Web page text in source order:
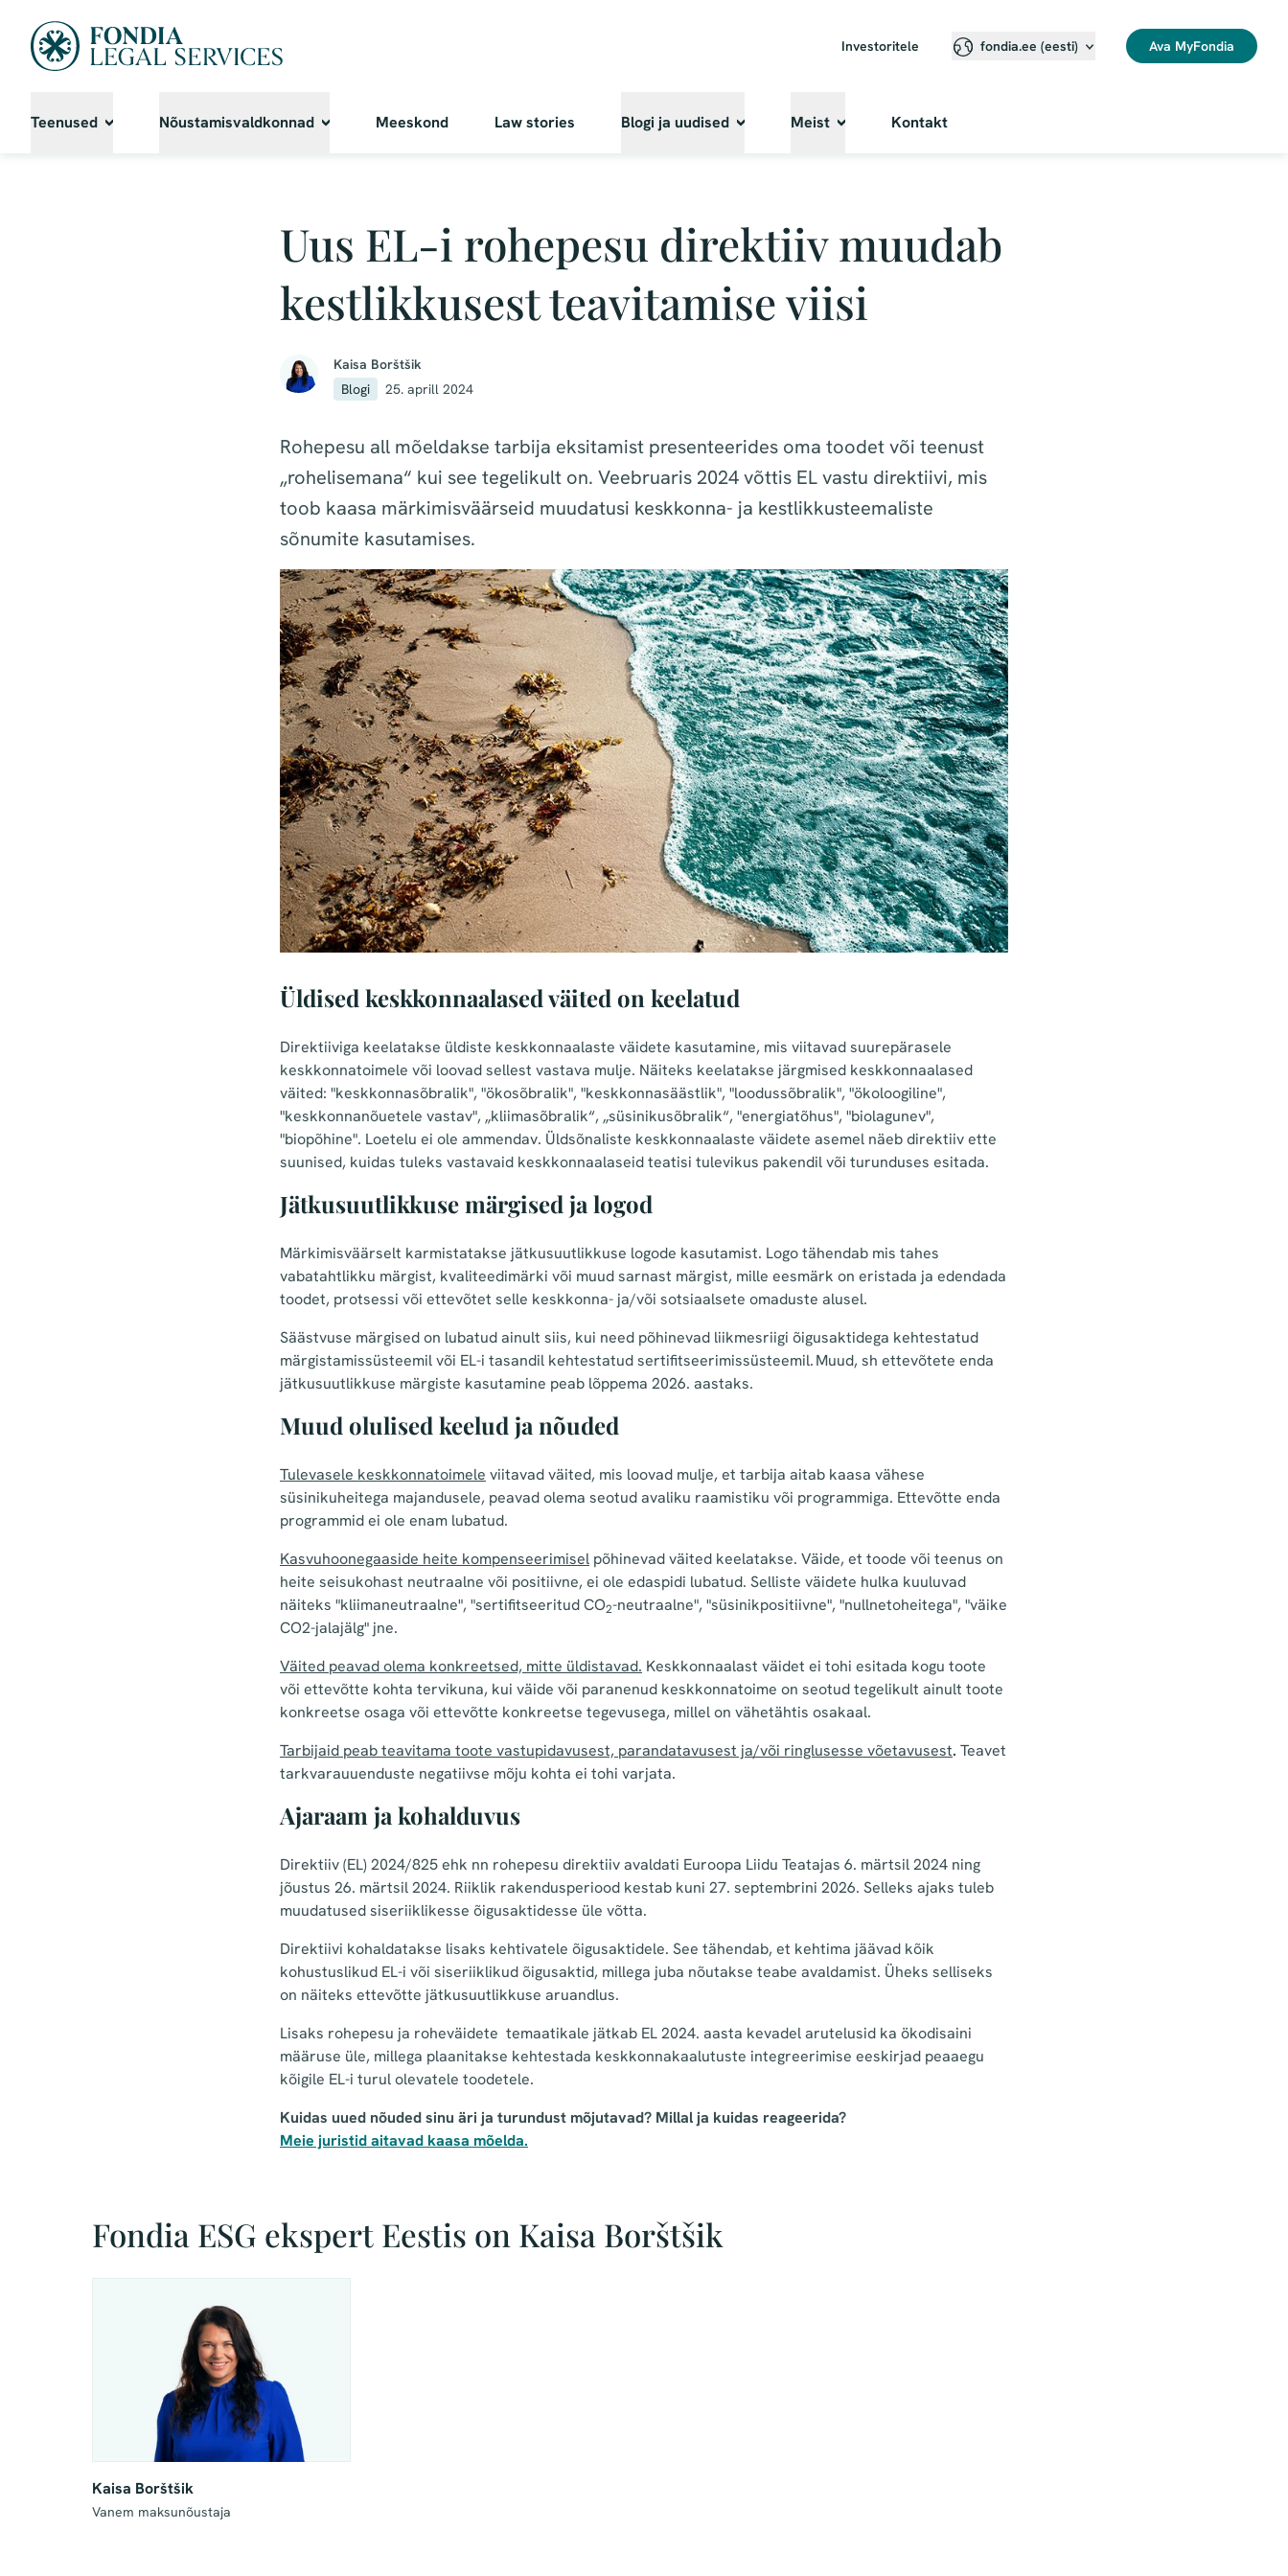
Investoritele fondia.ee (eesti) Ava MyFondia
Teenused Nõustamisvaldkonnad Meeskond Law stories Blogi ja uudised Meist Kontakt
Uus EL-i rohepesu direktiiv muudab
kestlikkusest teavitamise viisi
Kaisa Borštšik
Blogi
25. aprill 2024
Rohepesu all mõeldakse tarbija eksitamist presenteerides oma toodet või teenust
„rohelisemana“ kui see tegelikult on. Veebruaris 2024 võttis EL vastu direktiivi, mis
toob kaasa märkimisväärseid muudatusi keskkonna- ja kestlikkusteemaliste
sõnumite kasutamises.
Üldised keskkonnaalased väited on keelatud
Direktiiviga keelatakse üldiste keskkonnaalaste väidete kasutamine, mis viitavad suurepärasele
keskkonnatoimele või loovad sellest vastava mulje. Näiteks keelatakse järgmised keskkonnaalased
väited: "keskkonnasõbralik", "ökosõbralik", "keskkonnasäästlik", "loodussõbralik", "ökoloogiline",
"keskkonnanõuetele vastav", „kliimasõbralik“, „süsinikusõbralik“, "energiatõhus", "biolagunev",
"biopõhine". Loetelu ei ole ammendav. Üldsõnaliste keskkonnaalaste väidete asemel näeb direktiiv ette
suunised, kuidas tuleks vastavaid keskkonnaalaseid teatisi tulevikus pakendil või turunduses esitada.
Jätkusuutlikkuse märgised ja logod
Märkimisväärselt karmistatakse jätkusuutlikkuse logode kasutamist. Logo tähendab mis tahes
vabatahtlikku märgist, kvaliteedimärki või muud sarnast märgist, mille eesmärk on eristada ja edendada
toodet, protsessi või ettevõtet selle keskkonna- ja/või sotsiaalsete omaduste alusel.
Säästvuse märgised on lubatud ainult siis, kui need põhinevad liikmesriigi õigusaktidega kehtestatud
märgistamissüsteemil või EL-i tasandil kehtestatud sertifitseerimissüsteemil. Muud, sh ettevõtete enda
jätkusuutlikkuse märgiste kasutamine peab lõppema 2026. aastaks.
Muud olulised keelud ja nõuded
Tulevasele keskkonnatoimele viitavad väited, mis loovad mulje, et tarbija aitab kaasa vähese
süsinikuheitega majandusele, peavad olema seotud avaliku raamistiku või programmiga. Ettevõtte enda
programmid ei ole enam lubatud.
Kasvuhoonegaaside heite kompenseerimisel põhinevad väited keelatakse. Väide, et toode või teenus on
heite seisukohast neutraalne või positiivne, ei ole edaspidi lubatud. Selliste väidete hulka kuuluvad
näiteks "kliimaneutraalne", "sertifitseeritud CO2-neutraalne", "süsinikpositiivne", "nullnetoheitega", "väike
CO2-jalajälg" jne.
Väited peavad olema konkreetsed, mitte üldistavad. Keskkonnaalast väidet ei tohi esitada kogu toote
või ettevõtte kohta tervikuna, kui väide või paranenud keskkonnatoime on seotud tegelikult ainult toote
konkreetse osaga või ettevõtte konkreetse tegevusega, millel on vähetähtis osakaal.
Tarbijaid peab teavitama toote vastupidavusest, parandatavusest ja/või ringlusesse võetavusest. Teavet
tarkvarauuenduste negatiivse mõju kohta ei tohi varjata.
Ajaraam ja kohalduvus
Direktiiv (EL) 2024/825 ehk nn rohepesu direktiiv avaldati Euroopa Liidu Teatajas 6. märtsil 2024 ning
jõustus 26. märtsil 2024. Riiklik rakendusperiood kestab kuni 27. septembrini 2026. Selleks ajaks tuleb
muudatused siseriiklikesse õigusaktidesse üle võtta.
Direktiivi kohaldatakse lisaks kehtivatele õigusaktidele. See tähendab, et kehtima jäävad kõik
kohustuslikud EL-i või siseriiklikud õigusaktid, millega juba nõutakse teabe avaldamist. Üheks selliseks
on näiteks ettevõtte jätkusuutlikkuse aruandlus.
Lisaks rohepesu ja roheväidete temaatikale jätkab EL 2024. aasta kevadel arutelusid ka ökodisaini
määruse üle, millega plaanitakse kehtestada keskkonnakaalutuste integreerimise eeskirjad peaaegu
kõigile EL-i turul olevatele toodetele.
Kuidas uued nõuded sinu äri ja turundust mõjutavad? Millal ja kuidas reageerida?
Meie juristid aitavad kaasa mõelda.
Fondia ESG ekspert Eestis on Kaisa Borštšik
Kaisa Borštšik
Vanem maksunõustaja